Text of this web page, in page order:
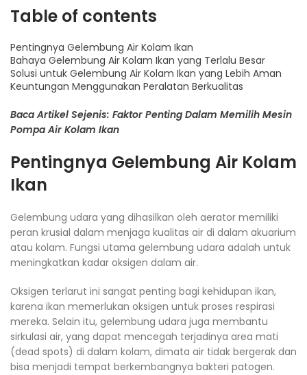
Table of contents
Pentingnya Gelembung Air Kolam Ikan
Bahaya Gelembung Air Kolam Ikan yang Terlalu Besar
Solusi untuk Gelembung Air Kolam Ikan yang Lebih Aman
Keuntungan Menggunakan Peralatan Berkualitas
Baca Artikel Sejenis: Faktor Penting Dalam Memilih Mesin
Pompa Air Kolam Ikan
Pentingnya Gelembung Air Kolam
Ikan
Gelembung udara yang dihasilkan oleh aerator memiliki
peran krusial dalam menjaga kualitas air di dalam akuarium
atau kolam. Fungsi utama gelembung udara adalah untuk
meningkatkan kadar oksigen dalam air.
Oksigen terlarut ini sangat penting bagi kehidupan ikan,
karena ikan memerlukan oksigen untuk proses respirasi
mereka. Selain itu, gelembung udara juga membantu
sirkulasi air, yang dapat mencegah terjadinya area mati
(dead spots) di dalam kolam, dimata air tidak bergerak dan
bisa menjadi tempat berkembangnya bakteri patogen.